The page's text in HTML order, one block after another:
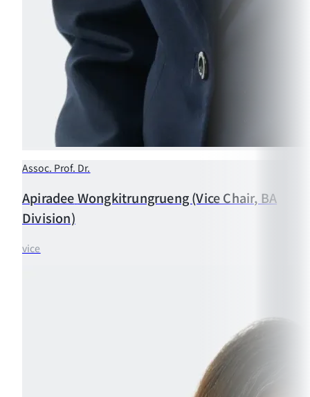
Assoc. Prof. Dr.
ApiradeeWongkitrungrueng (Vice Chair, BA
Division)
vice